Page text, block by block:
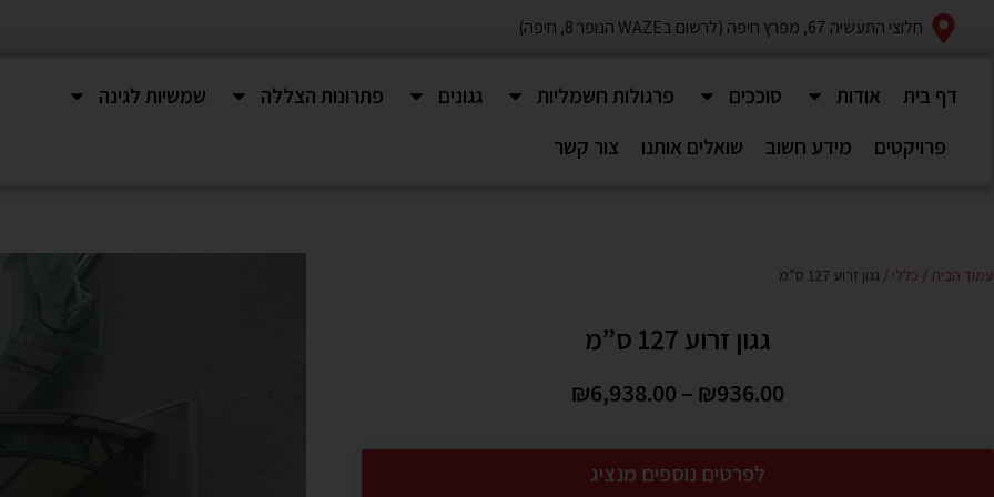
חלוצי התעשיה 67, מפרץ חיפה (לרשום בWAZE הנופר 8, חיפה)
דף בית אודות סוככים פרגולות חשמליות גגונים פתרונות הצללה
שמשיות לגינה
פרויקטים
מידע חשוב שואלים אותנו צור קשר
עמוד הבית / כללי / גגון זרוע 127 ס”מ
גגון זרוע 127 ס”מ
₪936.00
–
₪6,938.00
לפרטים נוספים מנציג